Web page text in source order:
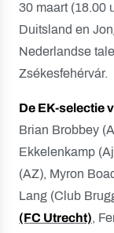
30 maart (18.00
Duitsland en
Nederlandse
Zsékesfehérvár.
De EK-selectie
Brian Brobbey
Ekkelenkamp
(AZ), Myron
Lang (Club
(FC Utrecht),